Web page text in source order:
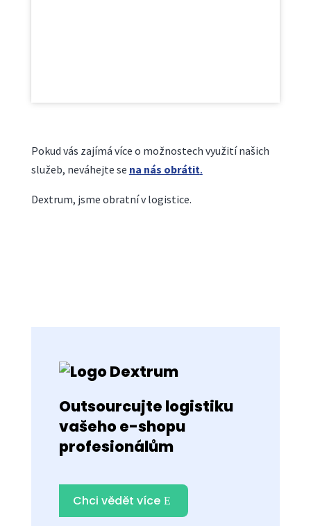
Pokud vás zajímá více o možnostech využití našich
služeb, neváhejte se na nás obrátit.
Dextrum, jsme obratní v logistice.
Outsourcujte logistiku
vašeho e-shopu
profesionálům
Chci vědět více